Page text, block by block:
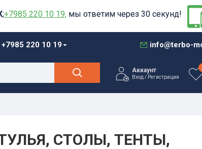
;+7985 220 10 19, мы ответим через 30 секунд!
+7985 220 10 19 info@terbo-
Аккаунт
Вход / Регистрация
СТОЛЫ, ТЕНТЫ,